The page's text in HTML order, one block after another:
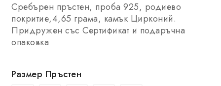
Сребърен пръстен, проба 925, родиево
покритие,4,65 грама, камък Цирконий.
Придружен със Сертификат и подаръчна
опаковка
Размер Пръстен